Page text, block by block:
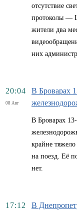
отсутствие
протоколы —
жители два
них
20:04
08 Авг
В Броварах
В Броварах
крайне тяжело
на поезд. Её
нет.
17:12
В